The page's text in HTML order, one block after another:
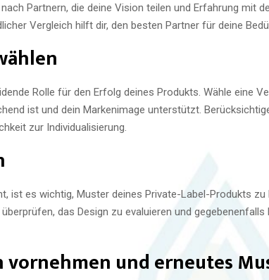
nach Partnern, die deine Vision teilen und Erfahrung mit
Vergleich hilft dir, den besten Partner für deine
Rolle für den Erfolg deines Produkts. Wähle eine
ist und dein Markenimage unterstützt.
zur Individualisierung.
ist es wichtig, Muster deines Private-Label-Produkts zu
das Design zu evaluieren und gegebenenfalls
vornehmen und erneutes